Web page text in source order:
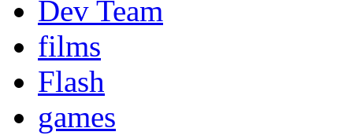
Dev Team
films
Flash
games